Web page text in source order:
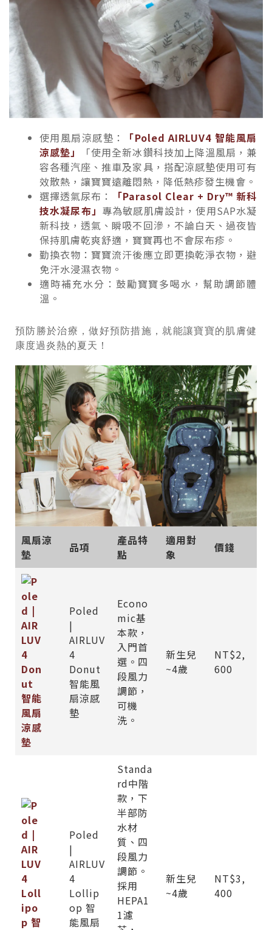
使用風扇涼感墊：
「Poled AIRLUV4 智能風扇
涼感墊」
「使用全新冰鑽科技加上降溫風扇，兼
容各種汽座、推車及家具，搭配涼感墊使用可有
效散熱，讓寶寶遠離悶熱，降低熱疹發生機會。
選擇透氣尿布：
「Parasol Clear + Dry™ 新科
技水凝尿布」 專為敏感肌膚設計，使用SAP水凝
新科技，透氣、瞬吸不回滲，不論白天、過夜皆
保持肌膚乾爽舒適，寶寶再也不會尿布疹。
勤換衣物：寶寶流汗後應立即更換乾淨衣物，避
免汗水浸濕衣物。
適時補充水分：鼓勵寶寶多喝水，幫助調節體
溫。
預防勝於治療，做好預防措施，就能讓寶寶的肌膚健
康度過炎熱的夏天！
風扇涼
墊
品項
產品特
點
適用對
象
價錢
Poled
|
AIRLUV
4
Donut
智能風
扇涼感
墊
Econo
mic基
本款，
入門首
選。四
段風力
調節，
可機
洗。
新生兒
~4歲
NT$2,
600
Poled
|
AIRLUV
4
Lollip
op 智
能風扇
Standa
rd中階
款，下
半部防
水材
質、四
段風力
調節。
採用
HEPA1
1濾
新生兒
~4歲
NT$3,
400